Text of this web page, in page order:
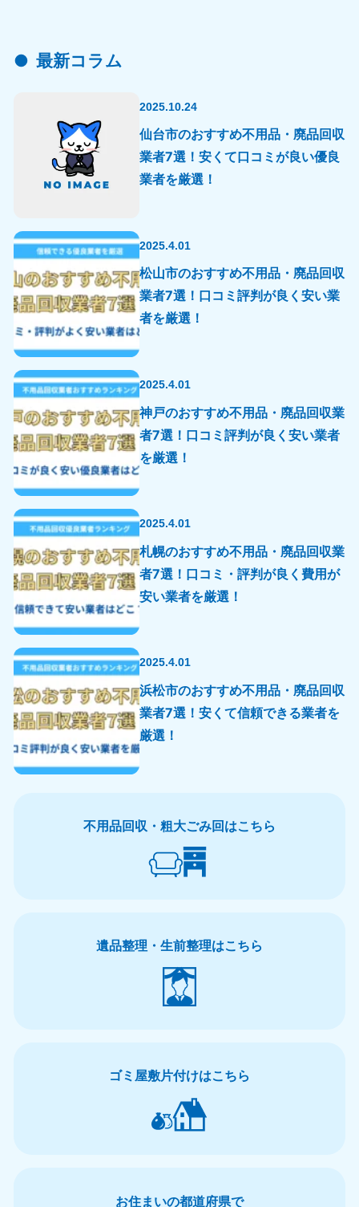
最新コラム
2025.10.24
仙台市のおすすめ不用品・廃品回収
業者7選！安くて口コミが良い優良
業者を厳選！
2025.4.01
松山市のおすすめ不用品・廃品回収
業者7選！口コミ評判が良く安い業
者を厳選！
2025.4.01
神戸のおすすめ不用品・廃品回収業
者7選！口コミ評判が良く安い業者
を厳選！
2025.4.01
札幌のおすすめ不用品・廃品回収業
者7選！口コミ・評判が良く費用が
安い業者を厳選！
2025.4.01
浜松市のおすすめ不用品・廃品回収
業者7選！安くて信頼できる業者を
厳選！
不用品回収・粗大ごみ回はこちら
遺品整理・生前整理はこちら
ゴミ屋敷片付けはこちら
お住まいの都道府県で